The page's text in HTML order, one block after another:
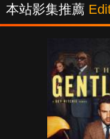
本站影集推薦